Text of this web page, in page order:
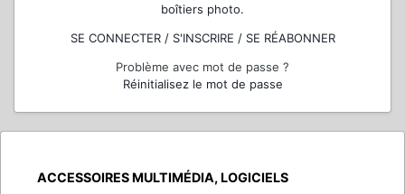
boîtiers photo.
SE CONNECTER / S'INSCRIRE / SE RÉABONNER
Problème avec mot de passe ?
Réinitialisez le mot de passe
ACCESSOIRES MULTIMÉDIA, LOGICIELS